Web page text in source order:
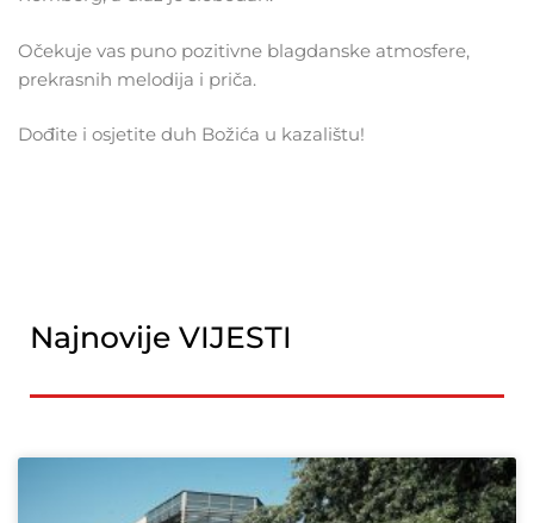
Očekuje vas puno pozitivne blagdanske atmosfere,
prekrasnih melodija i priča.
Dođite i osjetite duh Božića u kazalištu!
Najnovije VIJESTI